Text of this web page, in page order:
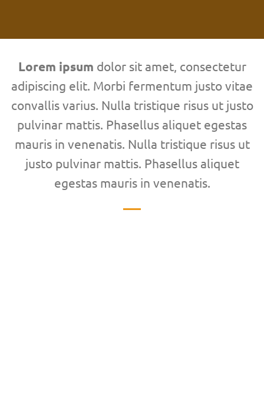
Lorem ipsum dolor sit amet, consectetur
adipiscing elit. Morbi fermentum justo vitae
convallis varius. Nulla tristique risus ut justo
pulvinar mattis. Phasellus aliquet egestas
mauris in venenatis. Nulla tristique risus ut
justo pulvinar mattis. Phasellus aliquet
egestas mauris in venenatis.